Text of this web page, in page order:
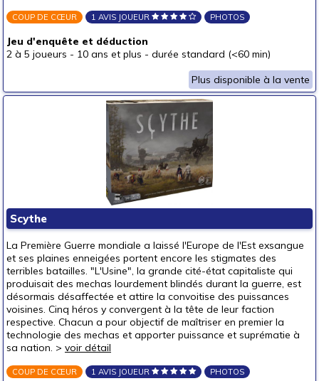
COUP DE CŒUR 1 AVIS JOUEUR PHOTOS
Jeu d'enquête et déduction
2 à 5 joueurs - 10 ans et plus - durée standard (<60 min)
Plus disponible à la vente
Scythe
La Première Guerre mondiale a laissé l'Europe de l'Est exsangue
et ses plaines enneigées portent encore les stigmates des
terribles batailles. "L'Usine", la grande cité-état capitaliste qui
produisait des mechas lourdement blindés durant la guerre, est
désormais désaffectée et attire la convoitise des puissances
voisines. Cinq héros y convergent à la tête de leur faction
respective. Chacun a pour objectif de maîtriser en premier la
technologie des mechas et apporter puissance et suprématie à
sa nation. > voir détail
COUP DE CŒUR 1 AVIS JOUEUR PHOTOS